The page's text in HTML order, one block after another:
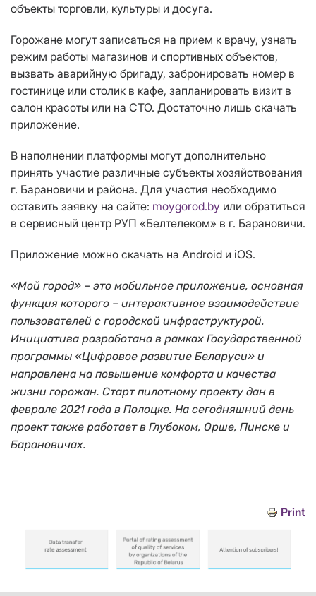
объекты торговли, культуры и досуга.
Горожане могут записаться на прием к врачу, узнать
режим работы магазинов и спортивных объектов,
вызвать аварийную бригаду, забронировать номер в
гостинице или столик в кафе, запланировать визит в
салон красоты или на СТО. Достаточно лишь скачать
приложение.
В наполнении платформы могут дополнительно
принять участие различные субъекты хозяйствования
г. Барановичи и района. Для участия необходимо
оставить заявку на сайте: moygorod.by или обратиться
в сервисный центр РУП «Белтелеком» в г. Барановичи.
Приложение можно скачать на Android и iOS.
«Мой город» – это мобильное приложение, основная
функция которого – интерактивное взаимодействие
пользователей с городской инфраструктурой.
Инициатива разработана в рамках Государственной
программы «Цифровое развитие Беларуси» и
направлена на повышение комфорта и качества
жизни горожан. Старт пилотному проекту дан в
феврале 2021 года в Полоцке. На сегодняшний день
проект также работает в Глубоком, Орше, Пинске и
Барановичах.
Print